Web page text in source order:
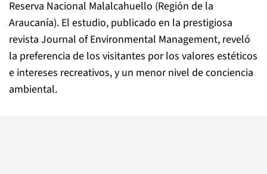
Reserva Nacional Malalcahuello (Región de la
Araucanía). El estudio, publicado en la prestigiosa
revista Journal of Environmental Management, reveló
la preferencia de los visitantes por los valores estéticos
e intereses recreativos, y un menor nivel de conciencia
ambiental.